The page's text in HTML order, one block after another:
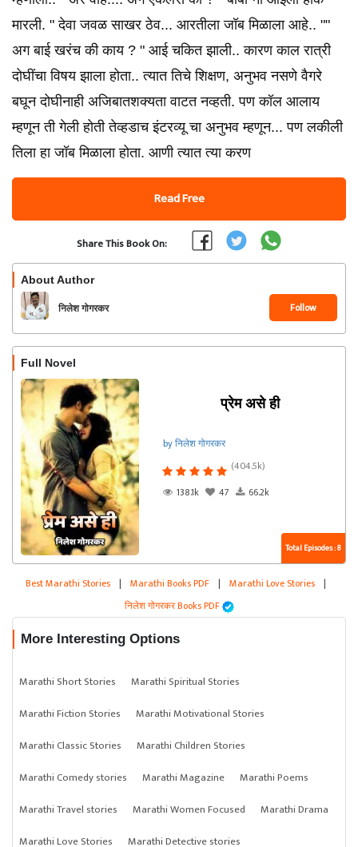
मारली. " देवा जवळ साखर ठेव... आरतीला जॉब मिळाला आहे.. ""
अग बाई खरंच की काय ? " आई चकित झाली.. कारण काल रात्री
दोघींचा विषय झाला होता.. त्यात तिचे शिक्षण, अनुभव नसणे वैगरे
बघून दोघीनाही अजिबातशक्यता वाटत नव्हती. पण कॉल आलाय
म्हणून ती गेली होती तेव्हडाच इंटरव्यू चा अनुभव म्हणून... पण लकीली
तिला हा जॉब मिळाला होता. आणी त्यात त्या करण
Read Free
Share This Book On:
About Author
निलेश गोगरकर Follow
Full Novel
प्रेम असे ही
by निलेश गोगरकर
(404.5k)
138.1k
47 66.2k
Total Episodes : 8
Best Marathi Stories | Marathi Books PDF | Marathi Love Stories |
निलेश गोगरकर Books PDF
More Interesting Options
Marathi Short Stories
Marathi Spiritual Stories
Marathi Fiction Stories
Marathi Motivational Stories
Marathi Classic Stories
Marathi Children Stories
Marathi Comedy stories
Marathi Magazine
Marathi Poems
Marathi Travel stories
Marathi Women Focused
Marathi Drama
Marathi Love Stories
Marathi Detective stories